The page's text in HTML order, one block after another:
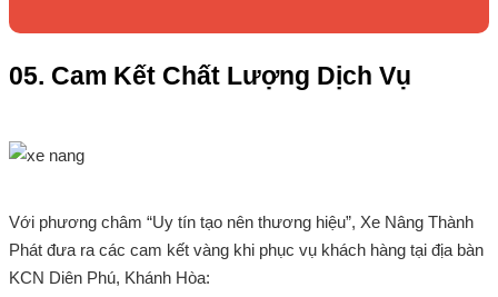
05. Cam Kết Chất Lượng Dịch Vụ
Với phương châm “Uy tín tạo nên thương hiệu”, Xe Nâng Thành
Phát đưa ra các cam kết vàng khi phục vụ khách hàng tại địa bàn
KCN Diên Phú, Khánh Hòa: